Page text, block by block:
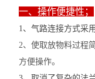
一、操作便捷性；
1、气路连接方式采
2、使取放物料过程
方便操作。